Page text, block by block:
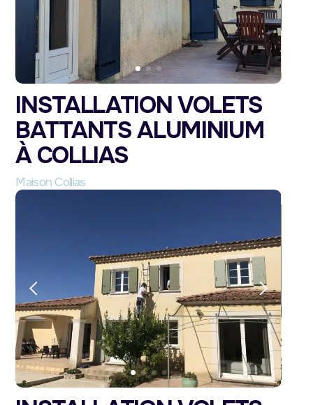
INSTALLATION VOLETS
BATTANTS ALUMINIUM
À COLLIAS
Maison Collias